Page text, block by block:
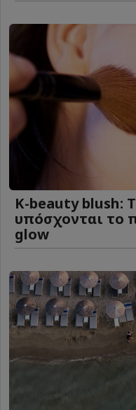
K-beauty blush:
υπόσχονται το
glow